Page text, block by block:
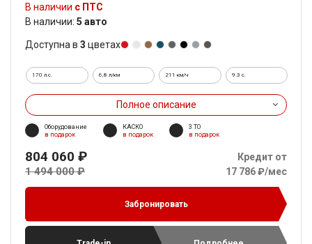
В наличии с ПТС
В наличии: 5 авто
Доступна в 3 цветах
170 л.с. 6,8 л/км 211 км/ч 9.3 c.
Полное описание
Оборудование
в подарок
КАСКО
в подарок
3 ТО
в подарок
804 060 ₽
1 494 000 ₽
Кредит от
17 786 ₽/мес
Забронировать